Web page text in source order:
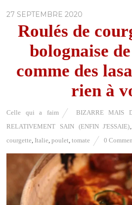
27 SEPTEMBRE 2020
Roulés de
bolognaise
comme des
rien à
Celle qui a faim BIZARRE MAIS
RELATIVEMENT SAIN (ENFIN J'ESSAIE)
courgette Italie ,poulet ,tomate 0